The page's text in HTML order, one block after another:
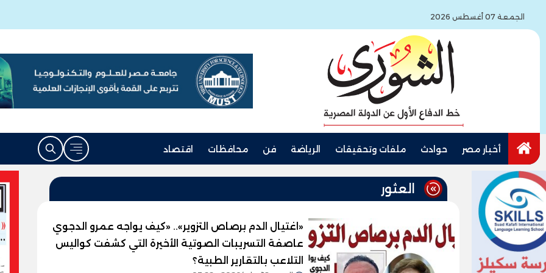
الجمعة 07 أغسطس 2026
أخبار مصر حوادث ملفات وتحقيقات الرياضة فن محافظات اقتصاد
العثور
«اغتيال الدم برصاص التزوير».. «كيف يواجه عمرو الدجوي
عاصفة التسريبات الصوتية الأخيرة التي كشفت كواليس
التلاعب بالتقارير الطبية؟